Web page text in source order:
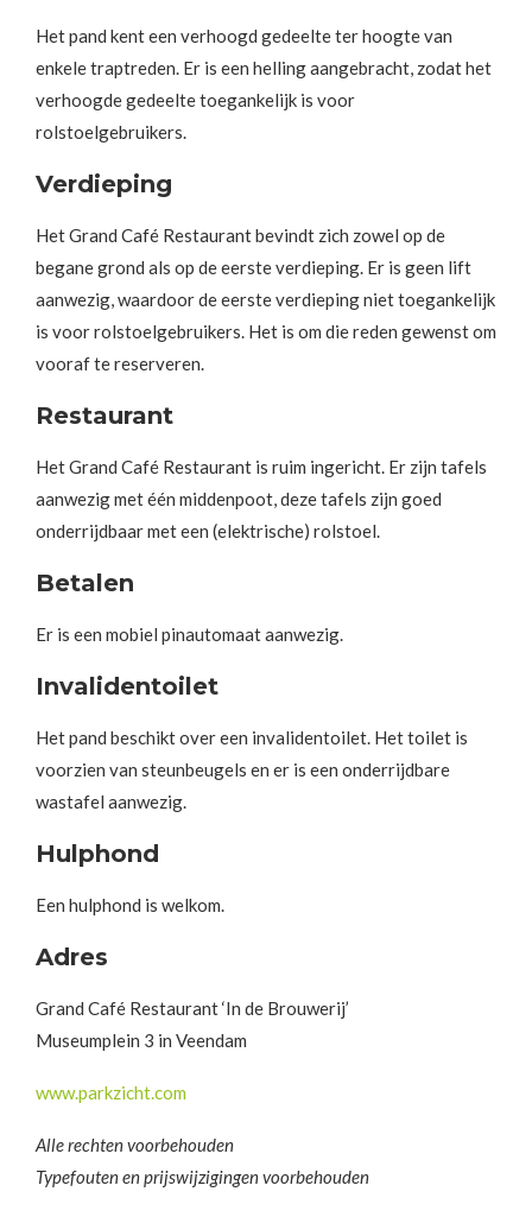
Het pand kent een verhoogd gedeelte ter hoogte van
enkele traptreden. Er is een helling aangebracht, zodat het
verhoogde gedeelte toegankelijk is voor
rolstoelgebruikers.
Verdieping
Het Grand Café Restaurant bevindt zich zowel op de
begane grond als op de eerste verdieping. Er is geen lift
aanwezig, waardoor de eerste verdieping niet toegankelijk
is voor rolstoelgebruikers. Het is om die reden gewenst om
vooraf te reserveren.
Restaurant
Het Grand Café Restaurant is ruim ingericht. Er zijn tafels
aanwezig met één middenpoot, deze tafels zijn goed
onderrijdbaar met een (elektrische) rolstoel.
Betalen
Er is een mobiel pinautomaat aanwezig.
Invalidentoilet
Het pand beschikt over een invalidentoilet. Het toilet is
voorzien van steunbeugels en er is een onderrijdbare
wastafel aanwezig.
Hulphond
Een hulphond is welkom.
Adres
Grand Café Restaurant ‘In de Brouwerij’
Museumplein 3 in Veendam
www.parkzicht.com
Alle rechten voorbehouden
Typefouten en prijswijzigingen voorbehouden